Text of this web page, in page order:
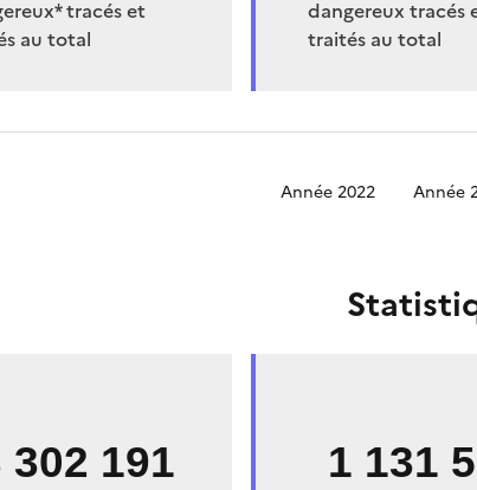
tracés et
au total
dangereux tracés
traités au total
Année 2022 Année
302 191 1 131